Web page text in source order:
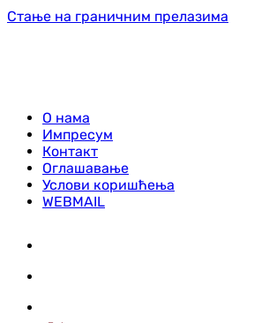
Стање на граничним прелазима
О нама
Импресум
Контакт
Оглашавање
Услови коришћења
WEBMAIL